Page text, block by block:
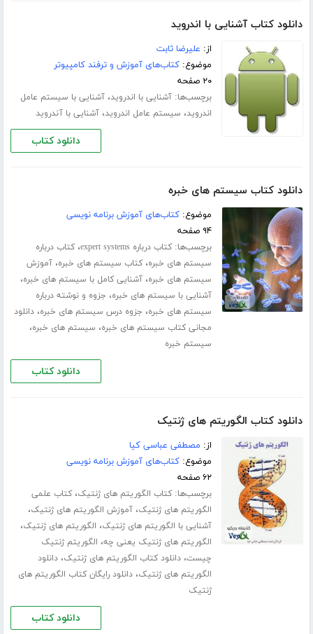
دانلود کتاب آشنایی با اندروید
از: علیرضا ثابت
موضوع:کتاب‌های آموزش و ترفند کامپیوتر
۲۰ صفحه
برچسب‌ها:آشنایی با اندروید،آشنایی با سیستم عامل
اندروید، سیستم عامل اندروید،آشنایی با آندروید
دانلود کتاب
دانلود کتاب سیستم های خبره
موضوع:کتاب‌های آموزش برنامه نویسی
۹۴ صفحه
برچسب‌ها:کتاب درباره expert systems ،کتاب درباره
سیستم های خبره،کتاب سیستم های خبره،آموزش
سیستم های خبره،آشنایی کامل با سیستم های خبره،
آشنایی با سیستم های خبره، جزوه و نوشته درباره
سیستم های خبره، جزوه درس سیستم های خبره،دانلود
مجانی کتاب سیستم های خبره، سیستم های خبره،
سیستم خبره
دانلود کتاب
دانلود کتاب الگوریتم های ژنتیک
از: مصطفی عباسی کیا
موضوع:کتاب‌های آموزش برنامه نویسی
۶۲ صفحه
برچسب‌ها:کتاب الگوریتم های ژنتیک،کتاب علمی
الگوریتم های ژنتیک،آموزش الگوریتم های ژنتیک،
آشنایی با الگوریتم های ژنتیک، الگوریتم های ژنتیک،
الگوریتم های ژنتیک یعنی چه، الگوریتم ژنتیک
چیست،دانلود کتاب الگوریتم های ژنتیک،دانلود
الگوریتم های ژنتیک،دانلود رایگان کتاب الگوریتم های
ژنتیک
دانلود کتاب